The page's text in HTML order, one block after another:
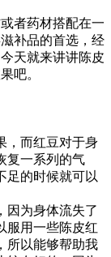
者药材搭配在一
补品的首选，经
天就来讲讲陈皮
吧。
，而红豆对于身
复一系列的气
足的时候就可以
因为身体流失了
服用一些陈皮红
所以能够帮助我